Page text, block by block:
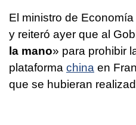
El ministro de
y reiteró ayer que al
la mano» para prohibir
plataforma china en
que se hubieran